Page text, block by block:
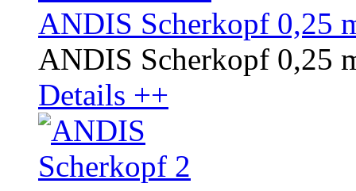
ANDIS Scherkopf 0,25
ANDIS Scherkopf 0,25
Details ++